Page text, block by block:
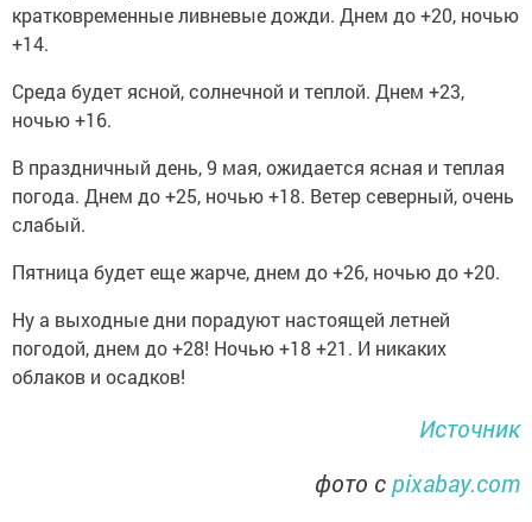
кратковременные ливневые дожди. Днем до +20, ночью
+14.
Среда будет ясной, солнечной и теплой. Днем +23,
ночью +16.
В праздничный день, 9 мая, ожидается ясная и теплая
погода. Днем до +25, ночью +18. Ветер северный, очень
слабый.
Пятница будет еще жарче, днем до +26, ночью до +20.
Ну а выходные дни порадуют настоящей летней
погодой, днем до +28! Ночью +18 +21. И никаких
облаков и осадков!
Источник
фото сpixabay.com